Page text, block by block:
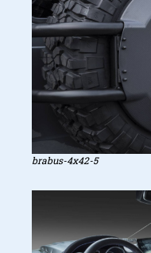
brabus-4x42-5